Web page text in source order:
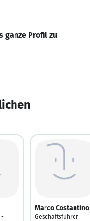
ganze Profil zu
-
Marco Costantino
Geschäftsführer